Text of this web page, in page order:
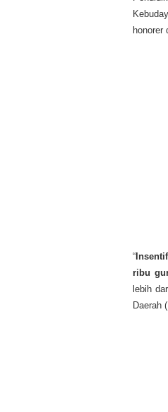
honorer
“
ribu
lebih
Daerah